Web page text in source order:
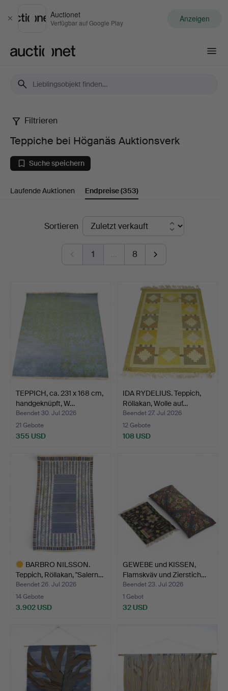
Schließen
Auctionet
Verfügbar auf Google Play Anzeigen
Teppiche
bei
Höganäs
Auktionsverk
Filtrieren
Teppiche bei Höganäs Auktionsverk
Suche speichern
Laufende Auktionen Endpreise(353)
EndpreiseSortieren
1 … 8
TEPPICH, ca. 231 x 168 cm,
handgeknüpft, W…
Beendet 30. Jul 2026
21 Gebote
355 USD
IDA RYDELIUS. Teppich,
Röllakan, Wolle auf…
Beendet 27. Jul 2026
12 Gebote
108 USD
BARBRO NILSSON.
Teppich, Röllakan, "Salern…
Beendet 26. Jul 2026
14 Gebote
3.902 USD
GEWEBE und KISSEN,
Flamskväv und Zierstich…
Beendet 23. Jul 2026
1 Gebot
32 USD